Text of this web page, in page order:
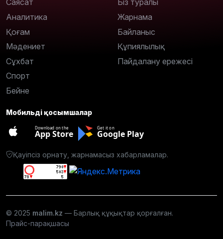
Саясат
Аналитика
Қоғам
Мәдениет
Сұхбат
Спорт
Бейне
Біз туралы
Жарнама
Байланыс
Құпиялылық
Пайдалану ережесі
Мобильді қосымшалар
Download on the
App Store
Get it on
Google Play
Қауіпсіз орнату, жарнамасыз хабарламалар.
© 2025 malim.kz — Барлық құқықтар қорғалған.
Прайс-парақшасы